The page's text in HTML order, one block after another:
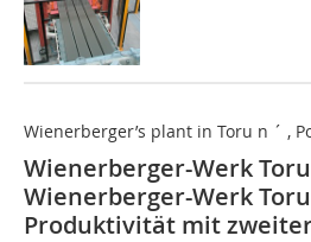
Wienerberger’s plant in Toru n ´ ,
Wienerberger-Werk
Wienerberger-Werk
Produktivität mit